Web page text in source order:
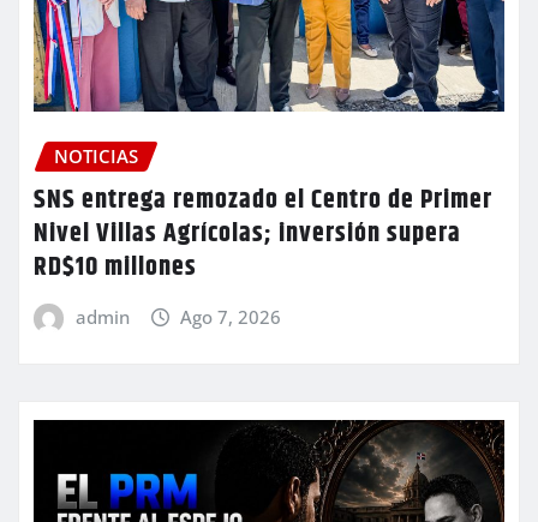
NOTICIAS
SNS entrega remozado el Centro de Primer
Nivel Villas Agrícolas; inversión supera
RD$10 millones
admin Ago 7, 2026